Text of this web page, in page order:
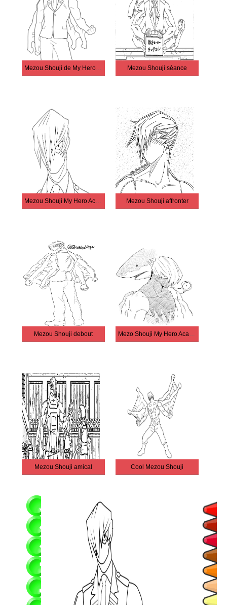
Mezou Shouji de My Hero Academia Mezou Shouji séance
Mezou Shouji My Hero Academia Mezou Shouji affronter
Mezou Shouji debout Mezo Shouji My Hero Academia
Mezou Shouji amical Cool Mezou Shouji